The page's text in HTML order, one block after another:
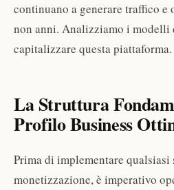
continuano a generare traffico e
non anni. Analizziamo i modelli
capitalizzare questa piattaforma.
La Struttura
Profilo Business
Prima di implementare qualsiasi
monetizzazione, è imperativo